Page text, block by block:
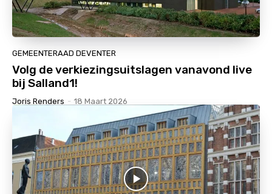
GEMEENTERAAD DEVENTER
Volg de verkiezingsuitslagen vanavond live
bij Salland1!
Joris Renders - 18 Maart 2026